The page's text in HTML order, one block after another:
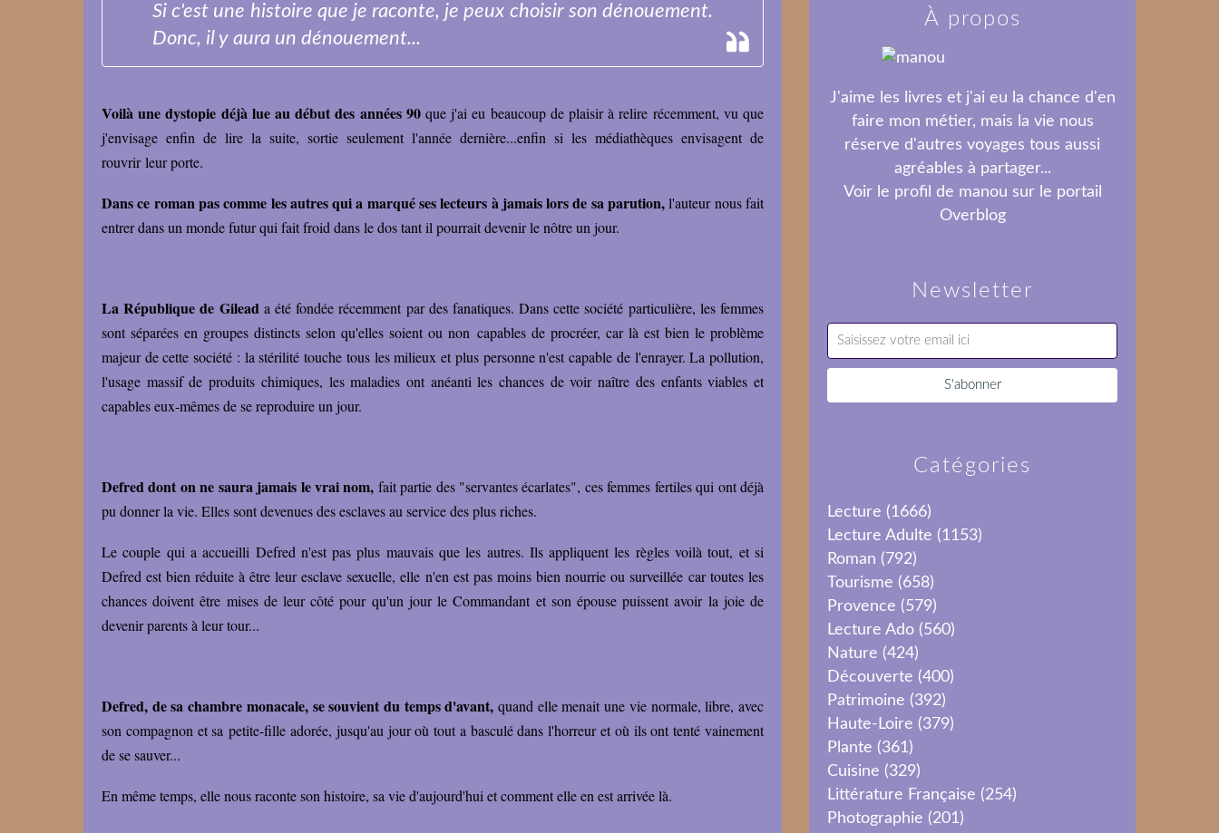
Si c'est une histoire que je raconte, je peux choisir son dénouement.
Donc, il y aura un dénouement...
Voilà une dystopie déjà lue au début des années 90 que j'ai eu beaucoup de plaisir à relire récemment, vu que
j'envisage enfin de lire la suite, sortie seulement l'année dernière...enfin si les médiathèques envisagent de
rouvrir leur porte.
Dans ce roman pas comme les autres qui a marqué ses lecteurs à jamais lors de sa parution,l'auteur nous fait
entrer dans un monde futur qui fait froid dans le dos tant il pourrait devenir le nôtre un jour.
La République de Gilead a été fondée récemment par des fanatiques. Dans cette société particulière, les femmes
sont séparées en groupes distincts selon qu'elles soient ou non capables de procréer, car là est bien le problème
majeur de cette société : la stérilité touche tous les milieux et plus personne n'est capable de l'enrayer. La pollution,
l'usage massif de produits chimiques, les maladies ont anéanti les chances de voir naître des enfants viables et
capables eux-mêmes de se reproduire un jour.
Defred dont on ne saura jamais le vrai nom, fait partie des "servantes écarlates", ces femmes fertiles qui ont déjà
pu donner la vie. Elles sont devenues des esclaves au service des plus riches.
Le couple qui a accueilli Defred n'est pas plus mauvais que les autres. Ils appliquent les règles voilà tout, et si
Defred est bien réduite à être leur esclave sexuelle, elle n'en est pas moins bien nourrie ou surveillée car toutes les
chances doivent être mises de leur côté pour qu'un jour le Commandant et son épouse puissent avoir la joie de
devenir parents à leur tour...
Defred, de sa chambre monacale, se souvient du temps d'avant, quand elle menait une vie normale, libre, avec
son compagnon et sa petite-fille adorée, jusqu'au jour où tout a basculé dans l'horreur et où ils ont tenté vainement
de se sauver...
En même temps, elle nous raconte son histoire, sa vie d'aujourd'hui et comment elle en est arrivée là.
Newsletter
Catégories
Lecture (1666)
Lecture Adulte (1153)
Roman (792)
Tourisme (658)
Provence (579)
Lecture Ado (560)
Nature (424)
Découverte (400)
Patrimoine (392)
Haute-Loire (379)
Plante (361)
Cuisine (329)
Littérature Française (254)
Photographie (201)
À propos
J'aime les livres et j'ai eu la chance d'en
faire mon métier, mais la vie nous
réserve d'autres voyages tous aussi
agréables à partager...
Voir le profil de manou sur le portail
Overblog